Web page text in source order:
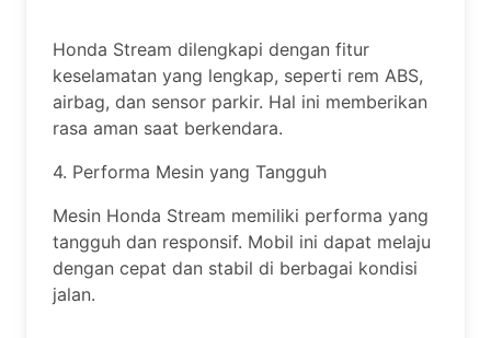
Honda Stream dilengkapi dengan fitur
keselamatan yang lengkap, seperti rem ABS,
airbag, dan sensor parkir. Hal ini memberikan
rasa aman saat berkendara.
4. Performa Mesin yang Tangguh
Mesin Honda Stream memiliki performa yang
tangguh dan responsif. Mobil ini dapat melaju
dengan cepat dan stabil di berbagai kondisi
jalan.